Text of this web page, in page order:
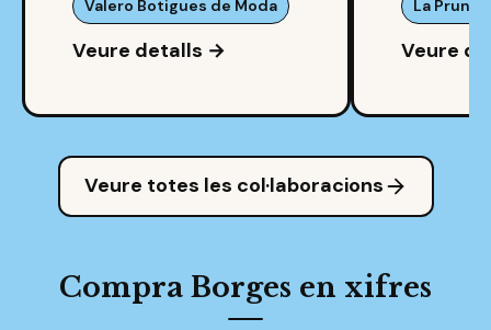
Valero Botigues de Moda
Veure detalls →
La Pruna
Veure
Veure totes les col·laboracions
Compra Borges en xifres